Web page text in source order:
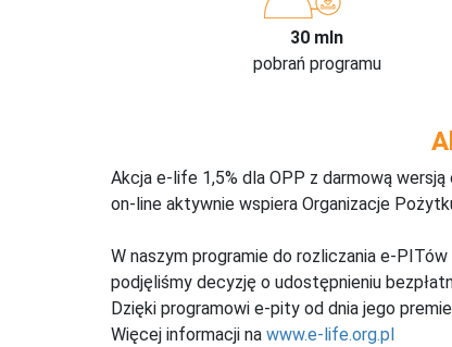
30 mln
pobrań programu
Akcja e-life 1,5% dla OPP z darmową
on-line aktywnie wspiera Organizacje
W naszym programie do rozliczania e-
podjęliśmy decyzję o udostępnieniu
Dzięki programowi e-pity od dnia jego
Więcej informacji na www.e-life.org.pl